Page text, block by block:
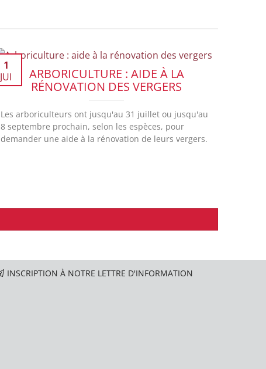
ARBORICULTURE : AIDE À LA
RÉNOVATION DES VERGERS
1
JUI
Les arboriculteurs ont jusqu'au 31 juillet ou jusqu'au
8 septembre prochain, selon les espèces, pour
demander une aide à la rénovation de leurs vergers.
INSCRIPTION À NOTRE LETTRE D'INFORMATION